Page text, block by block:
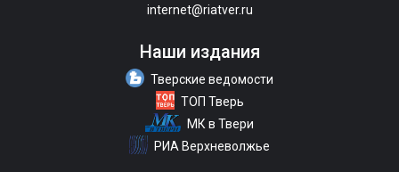
internet@riatver.ru
Наши издания
Тверские ведомости
ТОП Тверь
МК в Твери
РИА Верхневолжье